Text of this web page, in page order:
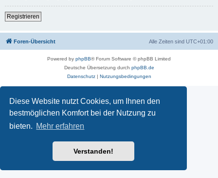
Diese Website nutzt Cookies, um Ihnen den
bestmöglichen Komfort bei der Nutzung zu
bieten. Mehr erfahren
Verstanden!
Registrieren
Foren-Übersicht Alle Zeiten sind UTC+01:00
Powered by phpBB® Forum Software © phpBB Limited
Deutsche Übersetzung durch phpBB.de
Datenschutz| Nutzungsbedingungen